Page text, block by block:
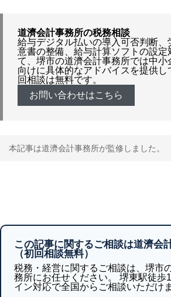
道濟会計事務所の税務相談
給与デジタル払いの導入可否判断、
意書の整備、給与計算ソフトの設定
て、堺市の道濟会計事務所では中小
向けに具体的なアドバイスを提供し
回相談は無料です。
お問い合わせはこちら
本記事は道濟会計事務所が監修しました。
この記事に関するご相談は道濟会
（初回相談無料）
税務・経営に関するご相談は、堺市
務所にお任せください。 堺東駅徒歩
イン対応で全国からご相談いただけま